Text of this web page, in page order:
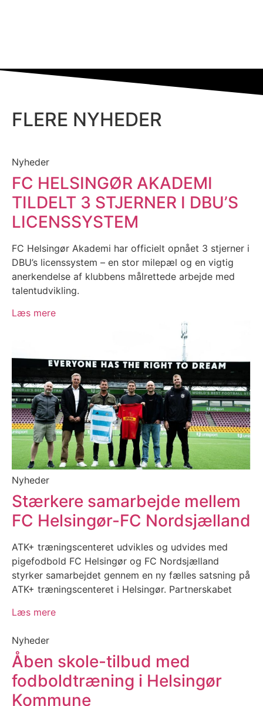
FLERE NYHEDER
Nyheder
FC HELSINGØR AKADEMI
TILDELT 3 STJERNER I DBU’S
LICENSSYSTEM
FC Helsingør Akademi har officielt opnået 3 stjerner i
DBU’s licenssystem – en stor milepæl og en vigtig
anerkendelse af klubbens målrettede arbejde med
talentudvikling.
Læs mere
Nyheder
Stærkere samarbejde mellem
FC Helsingør-FC Nordsjælland
ATK+ træningscenteret udvikles og udvides med
pigefodbold FC Helsingør og FC Nordsjælland
styrker samarbejdet gennem en ny fælles satsning på
ATK+ træningscenteret i Helsingør. Partnerskabet
Læs mere
Nyheder
Åben skole-tilbud med
fodboldtræning i Helsingør
Kommune